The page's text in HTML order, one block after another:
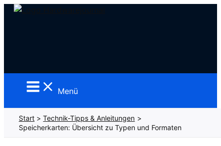
Zum
Menü
Start
Technik-Tipps & Anleitungen
Speicherkarten: Übersicht zu Typen und Formaten